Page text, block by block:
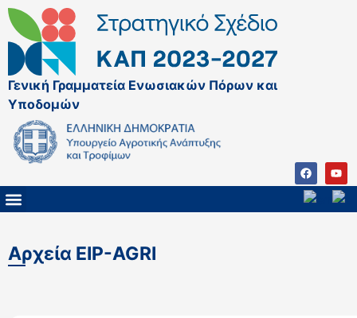
Γενική Γραμματεία Ενωσιακών Πόρων και
Υποδομών
Αρχεία EIP-AGRI